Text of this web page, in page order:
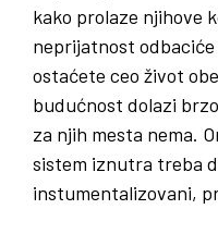
kako prolaze njihove
neprijatnost
ostaćete ceo život
budućnost dolazi
za njih mesta nema.
sistem iznutra treba
instumentalizovani,